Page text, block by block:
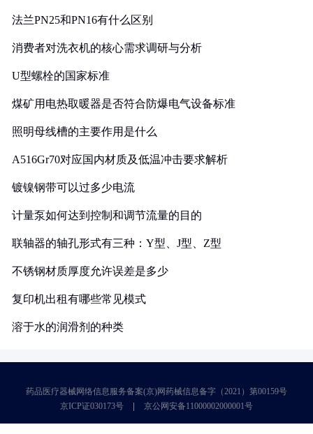
法兰PN25和PN16有什么区别
消费者对洗衣机的核心需求调研与分析
U型螺栓的国家标准
煤矿用电热取暖器是否符合防爆电气设备标准
照明母线槽的主要作用是什么
A516Gr70对应国内材质及低温冲击要求解析
镀镍钢带可以过多少电流
计量泵如何达到控制和调节流量的目的
联轴器的轴孔形式有三种：Y型、J型、Z型
不锈钢材质厚度允许误差是多少
复印机出租有哪些常见模式
溶于水的润滑剂的种类
药品医疗器械网络信息服务备案(京)网药械信息备字（2021）第00159号
京ICP证030173号
京公网安备11000002000001号